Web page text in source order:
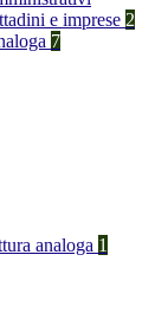
e imprese 2
7
analoga 1